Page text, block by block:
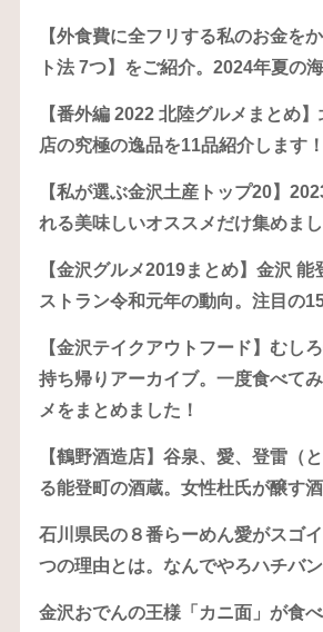
【外食費に全フリする私のお金を
ト法 7つ】をご紹介。2024年夏の
【番外編 2022 北陸グルメまとめ
店の究極の逸品を11品紹介します！
【私が選ぶ金沢土産トップ20】
れる美味しいオススメだけ集めま
【金沢グルメ2019まとめ】金沢 能
ストラン令和元年の動向。注目の
【金沢テイクアウトフード】むし
持ち帰りアーカイブ。一度食べて
メをまとめました！
【鶴野酒造店】谷泉、愛、登雷（
る能登町の酒蔵。女性杜氏が醸す酒
石川県民の８番らーめん愛がスゴ
つの理由とは。なんでやろハチバン
金沢おでんの王様「カニ面」が食